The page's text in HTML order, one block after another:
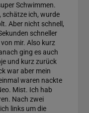
Schwimmen.
schätze ich, wurde
Aber nicht schnell,
schneller
mir. Also kurz
ging es auch
und kurz zurück
war aber mein
waren nackte
Mist. Ich hab
Nach zwei
links um die